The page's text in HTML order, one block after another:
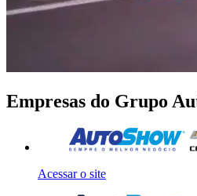
Empresas do Grupo
Acessar o site